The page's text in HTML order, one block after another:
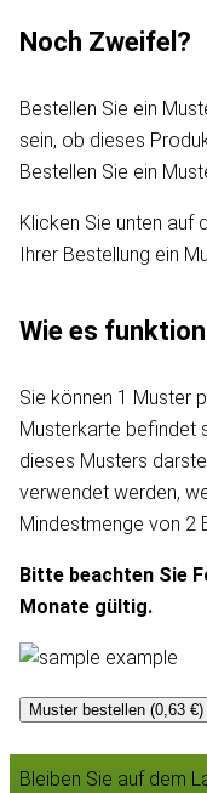
Noch Zweifel?
Bestellen Sie ein
sein, ob dieses
Bestellen Sie ein
Klicken Sie unten auf
Ihrer Bestellung ein
Wie es
Sie können 1 Muster
Musterkarte befindet
dieses Musters
verwendet werden,
Mindestmenge von 2
Bitte beachten Sie
Monate gültig.
Muster bestellen (0,63 €)
Bleiben Sie auf dem